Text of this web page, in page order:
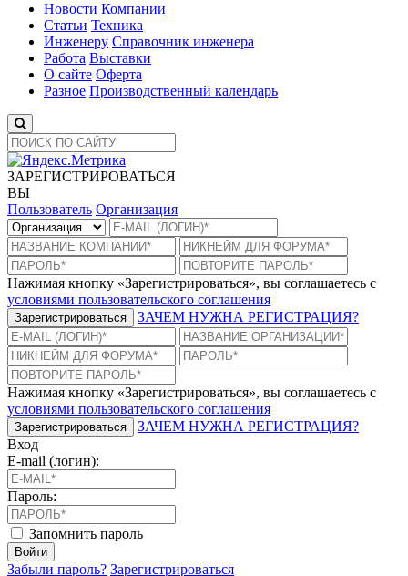
Новости Компании
Статьи Техника
Инженеру Справочник инженера
Работа Выставки
О сайте Оферта
Разное Производственный календарь
ЗАРЕГИСТРИРОВАТЬСЯ
ВЫ
Пользователь Организация
Нажимая кнопку «Зарегистрироваться», вы соглашаетесь с
условиями пользовательского соглашения
Зарегистрироваться ЗАЧЕМ НУЖНА РЕГИСТРАЦИЯ?
Нажимая кнопку «Зарегистрироваться», вы соглашаетесь с
условиями пользовательского соглашения
Зарегистрироваться
ЗАЧЕМ НУЖНА РЕГИСТРАЦИЯ?
Вход
E-mail (логин):
Пароль:
Запомнить пароль
Войти
Забыли пароль? Зарегистрироваться